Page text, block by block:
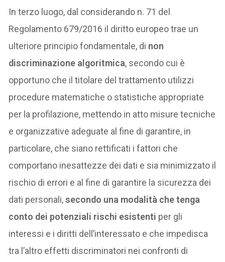
In terzo luogo, dal considerando n. 71 del
Regolamento 679/2016 il diritto europeo trae un
ulteriore principio fondamentale, di non
discriminazione algoritmica, secondo cui è
opportuno che il titolare del trattamento utilizzi
procedure matematiche o statistiche appropriate
per la profilazione, mettendo in atto misure tecniche
e organizzative adeguate al fine di garantire, in
particolare, che siano rettificati i fattori che
comportano inesattezze dei dati e sia minimizzato il
rischio di errori e al fine di garantire la sicurezza dei
dati personali,secondo una modalità che tenga
conto dei potenziali rischi esistenti per gli
interessi e i diritti dell’interessato e che impedisca
tra l’altro effetti discriminatori nei confronti di